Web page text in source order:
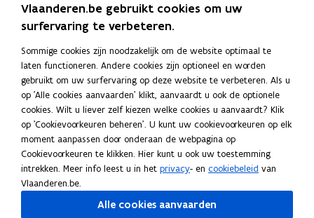
(Klik
omdat ze het zelf willen.”
En vandaag?
“Intussen werk ik bij Ontex, opnieuw als L&D-specialist. Daar
rol ik wereldwijd een learning management systeem uit om
on-the-job leren nog beter te ondersteunen. Ook daar staat
informeel leren centraal: leren gebeurt op de werkvloer, in de
praktijk, en we moeten dat als organisatie vooral faciliteren in
plaats van controleren.”
Vlaanderen.be gebruikt cookies om uw
surfervaring te verbeteren.
Sommige cookies zijn noodzakelijk om de website optimaal te
laten functioneren. Andere cookies zijn optioneel en worden
gebruikt om uw surfervaring op deze website te verbeteren. Als u
op 'Alle cookies aanvaarden' klikt, aanvaardt u ook de optionele
cookies. Wilt u liever zelf kiezen welke cookies u aanvaardt? Klik
op 'Cookievoorkeuren beheren'. U kunt uw cookievoorkeuren op elk
moment aanpassen door onderaan de webpagina op
Cookievoorkeuren te klikken. Hier kunt u ook uw toestemming
intrekken. Meer info leest u in het privacy- en cookiebeleid van
Vlaanderen.be.
Alle cookies aanvaarden